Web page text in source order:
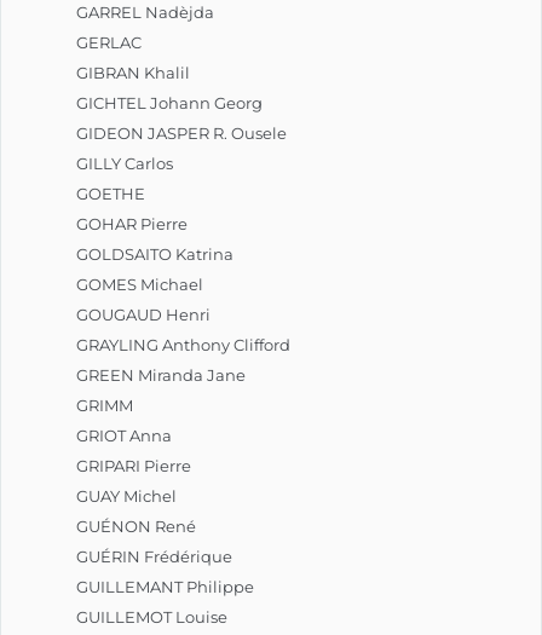
GARREL Nadèjda
GERLAC
GIBRAN Khalil
GICHTEL Johann Georg
GIDEON JASPER R. Ousele
GILLY Carlos
GOETHE
GOHAR Pierre
GOLDSAITO Katrina
GOMES Michael
GOUGAUD Henri
GRAYLING Anthony Clifford
GREEN Miranda Jane
GRIMM
GRIOT Anna
GRIPARI Pierre
GUAY Michel
GUÉNON René
GUÉRIN Frédérique
GUILLEMANT Philippe
GUILLEMOT Louise